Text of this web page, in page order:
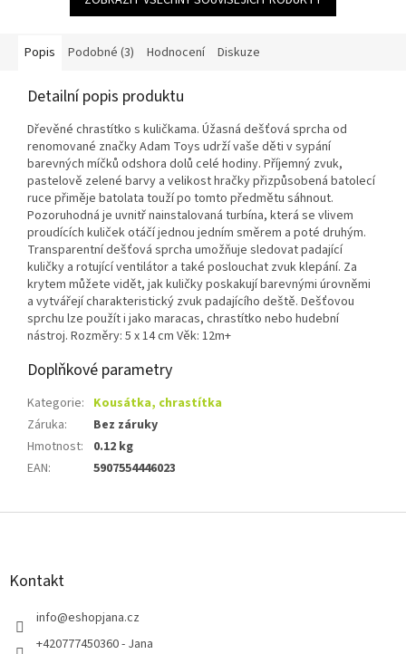
Popis Podobné (3) Hodnocení Diskuze
Detailní popis produktu
Dřevěné chrastítko s kuličkama. Úžasná dešťová sprcha od
renomované značky Adam Toys udrží vaše děti v sypání
barevných míčků odshora dolů celé hodiny. Příjemný zvuk,
pastelově zelené barvy a velikost hračky přizpůsobená batolecí
ruce přiměje batolata touží po tomto předmětu sáhnout.
Pozoruhodná je uvnitř nainstalovaná turbína, která se vlivem
proudících kuliček otáčí jednou jedním směrem a poté druhým.
Transparentní dešťová sprcha umožňuje sledovat padající
kuličky a rotující ventilátor a také poslouchat zvuk klepání. Za
krytem můžete vidět, jak kuličky poskakují barevnými úrovněmi
a vytvářejí charakteristický zvuk padajícího deště. Dešťovou
sprchu lze použít i jako maracas, chrastítko nebo hudební
nástroj. Rozměry: 5 x 14 cm Věk: 12m+
Doplňkové parametry
Kategorie: Kousátka, chrastítka
Záruka:
Bez záruky
Hmotnost:
0.12 kg
EAN: 5907554446023
Z
Kontakt
info@eshopjana.cz
+420777450360 - Jana